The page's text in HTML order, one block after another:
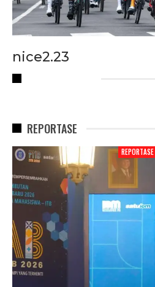
nice2.23
REPORTASE
REPORTASE